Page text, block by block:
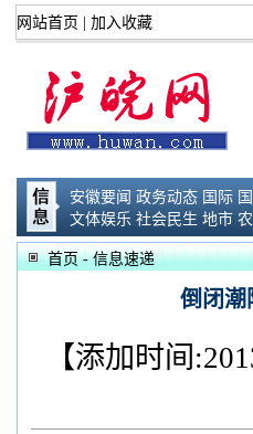
网站首页 加入收藏
安徽要闻 政务动态 国际
文体娱乐 社会民生 地市
首页- 信息速递
倒闭潮
【添加时间